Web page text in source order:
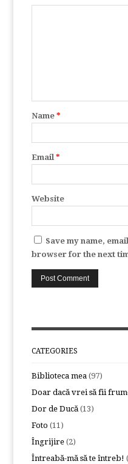
Name*
Email*
Website
Save my name,
browser for the next
CATEGORIES
Biblioteca mea (97)
Doar dacă vrei să fii
Dor de Ducă(13)
Foto (11)
Îngrijire (2)
Întreabă-mă să te întreb!